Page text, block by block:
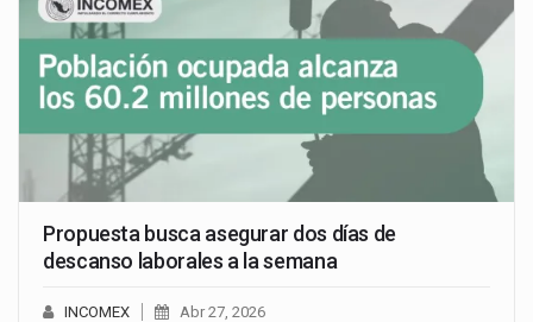
Propuesta busca asegurar dos días de
descanso laborales a la semana
INCOMEX Abr 27, 2026